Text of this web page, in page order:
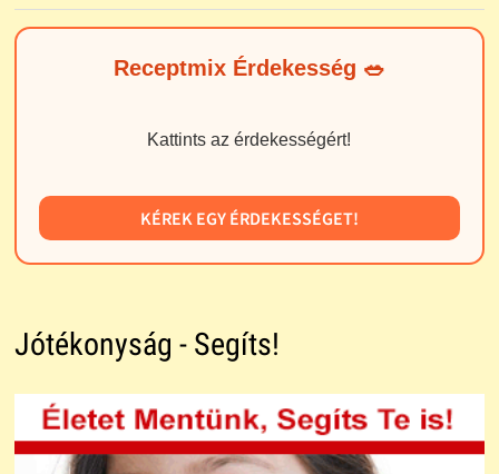
Receptmix Érdekesség 🥗
Kattints az érdekességért!
KÉREK EGY ÉRDEKESSÉGET!
Jótékonyság - Segíts!